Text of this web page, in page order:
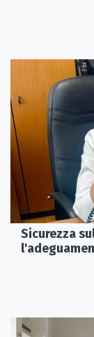
Sicurezza